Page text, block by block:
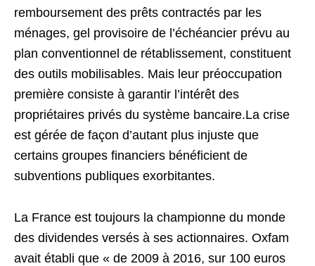
remboursement des prêts contractés par les
ménages, gel provisoire de l’échéancier prévu au
plan conventionnel de rétablissement, constituent
des outils mobilisables. Mais leur préoccupation
première consiste à garantir l’intérêt des
propriétaires privés du système bancaire.La crise
est gérée de façon d’autant plus injuste que
certains groupes financiers bénéficient de
subventions publiques exorbitantes.
La France est toujours la championne du monde
des dividendes versés à ses actionnaires. Oxfam
avait établi que « de 2009 à 2016, sur 100 euros